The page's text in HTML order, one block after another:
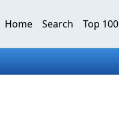
Home Search Top 100